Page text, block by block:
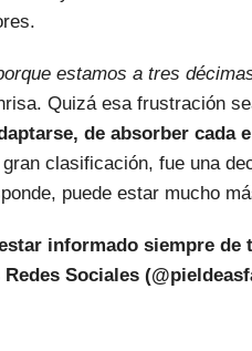
estamos a tres
Quizá esa frustración
de absorber cada
clasificación, fue una
puede estar mucho
informado siempre
Redes Sociales